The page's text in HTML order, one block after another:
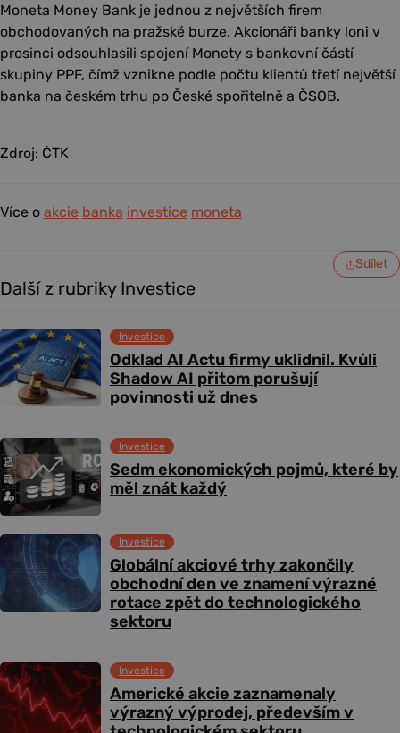
Moneta Money Bank je jednou z největších firem
obchodovaných na pražské burze. Akcionáři banky loni v
prosinci odsouhlasili spojení Monety s bankovní částí
skupiny PPF, čímž vznikne podle počtu klientů třetí největší
banka na českém trhu po České spořitelně a ČSOB.
Zdroj: ČTK
Více o akcie banka investice moneta
Sdílet
Další z rubriky Investice
Odklad AI Actu firmy uklidnil. Kvůli
Shadow AI přitom porušují
povinnosti už dnes
Investice
Sedm ekonomických pojmů, které by
měl znát každý
Investice
Globální akciové trhy zakončily
obchodní den ve znamení výrazné
rotace zpět do technologického
sektoru
Investice
Americké akcie zaznamenaly
výrazný výprodej, především v
Investice